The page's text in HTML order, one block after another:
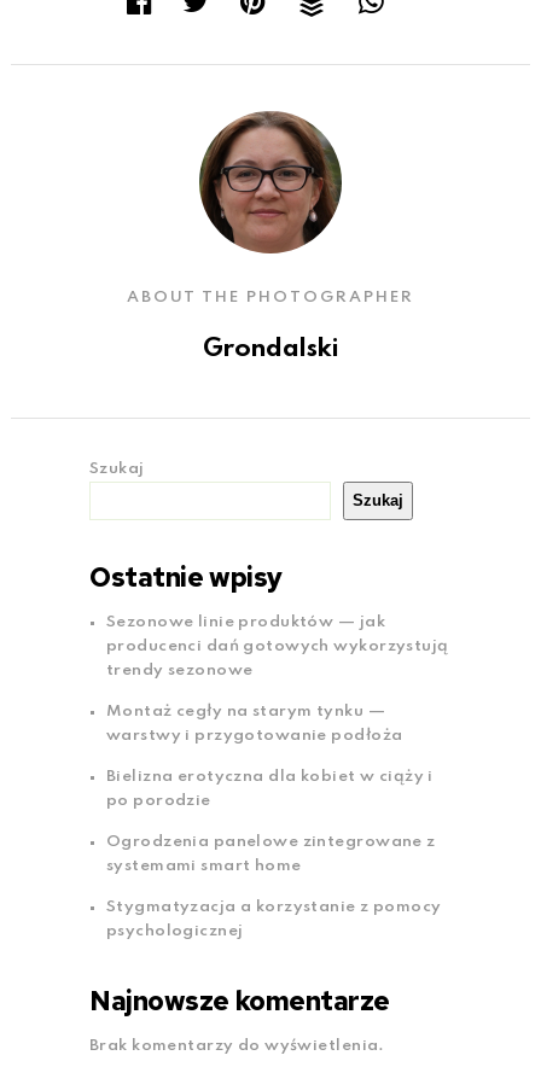
ABOUT THE PHOTOGRAPHER
Grondalski
Szukaj
Szukaj
Ostatnie wpisy
Sezonowe linie produktów — jak
producenci dań gotowych wykorzystują
trendy sezonowe
Montaż cegły na starym tynku —
warstwy i przygotowanie podłoża
Bielizna erotyczna dla kobiet w ciąży i
po porodzie
Ogrodzenia panelowe zintegrowane z
systemami smart home
Stygmatyzacja a korzystanie z pomocy
psychologicznej
Najnowsze komentarze
Brak komentarzy do wyświetlenia.